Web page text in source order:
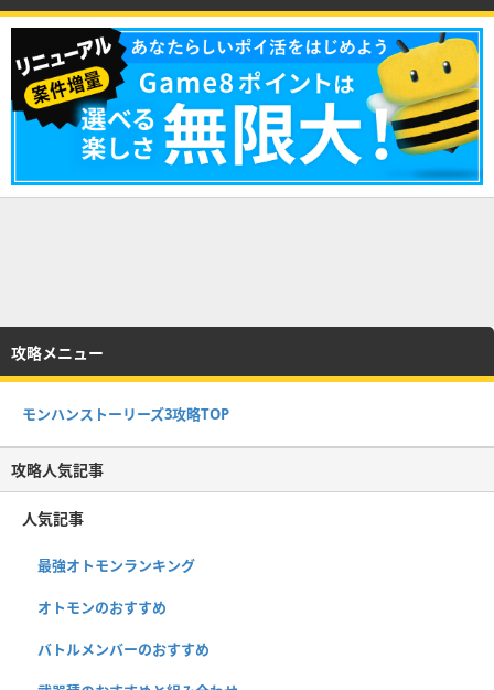
攻略メニュー
モンハンストーリーズ3攻略TOP
攻略人気記事
人気記事
最強オトモンランキング
オトモンのおすすめ
バトルメンバーのおすすめ